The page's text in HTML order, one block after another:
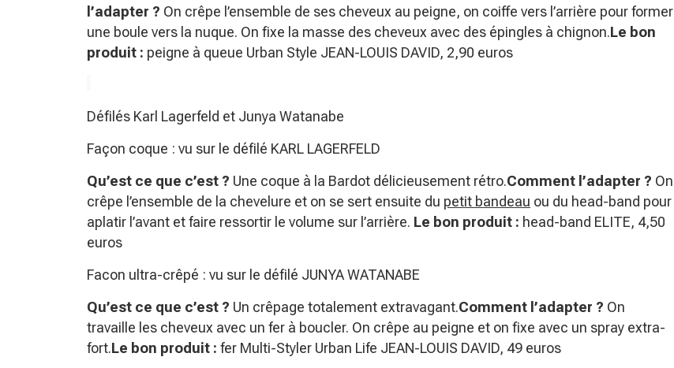
l’adapter ? On crêpe l’ensemble de ses cheveux au peigne, on coiffe vers l’arrière pour former
une boule vers la nuque. On fixe la masse des cheveux avec des épingles à chignon.Le bon
produit : peigne à queue Urban Style JEAN-LOUIS DAVID, 2,90 euros
Défilés Karl Lagerfeld et Junya Watanabe
Façon coque : vu sur le défilé KARL LAGERFELD
Qu’est ce que c’est ? Une coque à la Bardot délicieusement rétro.Comment l’adapter ? On
crêpe l’ensemble de la chevelure et on se sert ensuite du petit bandeau ou du head-band pour
aplatir l’avant et faire ressortir le volume sur l’arrière. Le bon produit : head-band ELITE, 4,50
euros
Facon ultra-crêpé : vu sur le défilé JUNYA WATANABE
Qu’est ce que c’est ? Un crêpage totalement extravagant.Comment l’adapter ? On
travaille les cheveux avec un fer à boucler. On crêpe au peigne et on fixe avec un spray extra-
fort.Le bon produit : fer Multi-Styler Urban Life JEAN-LOUIS DAVID, 49 euros